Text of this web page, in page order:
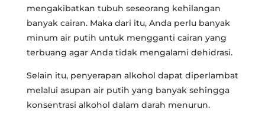
mengakibatkan tubuh seseorang kehilangan
banyak cairan. Maka dari itu, Anda perlu banyak
minum air putih untuk mengganti cairan yang
terbuang agar Anda tidak mengalami dehidrasi.
Selain itu, penyerapan alkohol dapat diperlambat
melalui asupan air putih yang banyak sehingga
konsentrasi alkohol dalam darah menurun.